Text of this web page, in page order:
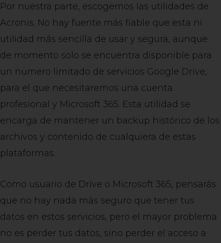
Por nuestra parte, escogemos las utilidades de
Acronis. No hay fuente más fiable que esta ni
utilidad más sencilla de usar y segura, aunque
de momento solo se encuentra disponible para
un numero limitado de servicios Google Drive,
para el que necesitaremos una cuenta
profesional y Microsoft 365. Esta utilidad se
encarga de mantener un backup histórico de los
archivos y contenido de cualquiera de estas
plataformas.
Como usuario de Drive o Microsoft 365, pensarás
que no hay nada más seguro que tener tus
datos en estos servicios, pero el mayor problema
no es perder tus datos, sino perder el acceso a